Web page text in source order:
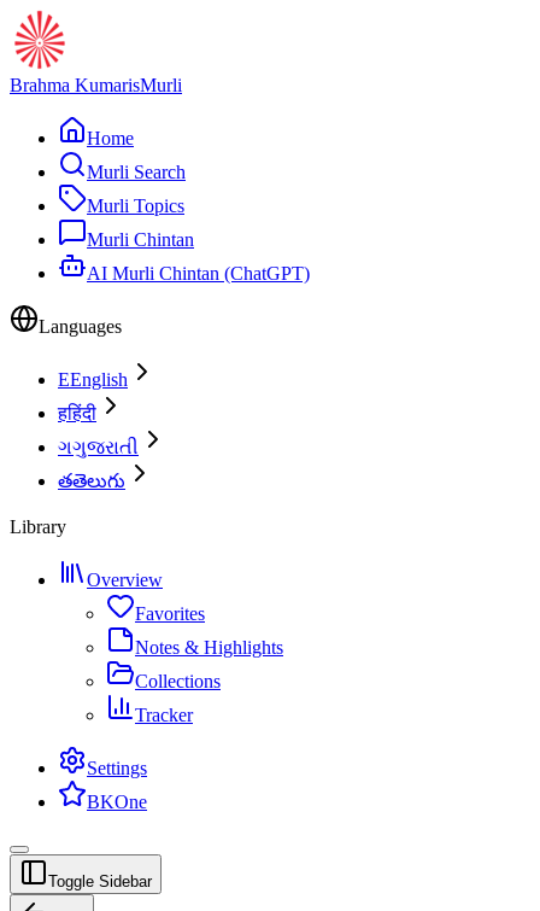
Brahma KumarisMurli
Home
Murli Search
Murli Topics
Murli Chintan
AI Murli Chintan (ChatGPT)
Languages
EEnglish
हहिंदी
ગગુજરાતી
తతెలుగు
Library
Overview
Favorites
Notes & Highlights
Collections
Tracker
Settings
BKOne
Toggle Sidebar